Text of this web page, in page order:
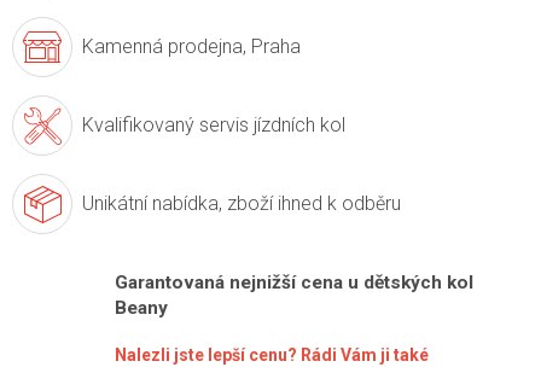
Kamenná prodejna, Praha
Kvalifikovaný servis jízdních kol
Unikátní nabídka, zboží ihned k odběru
Garantovaná nejnižší cena u dětských kol
Beany
Nalezli jste lepší cenu? Rádi Vám ji také